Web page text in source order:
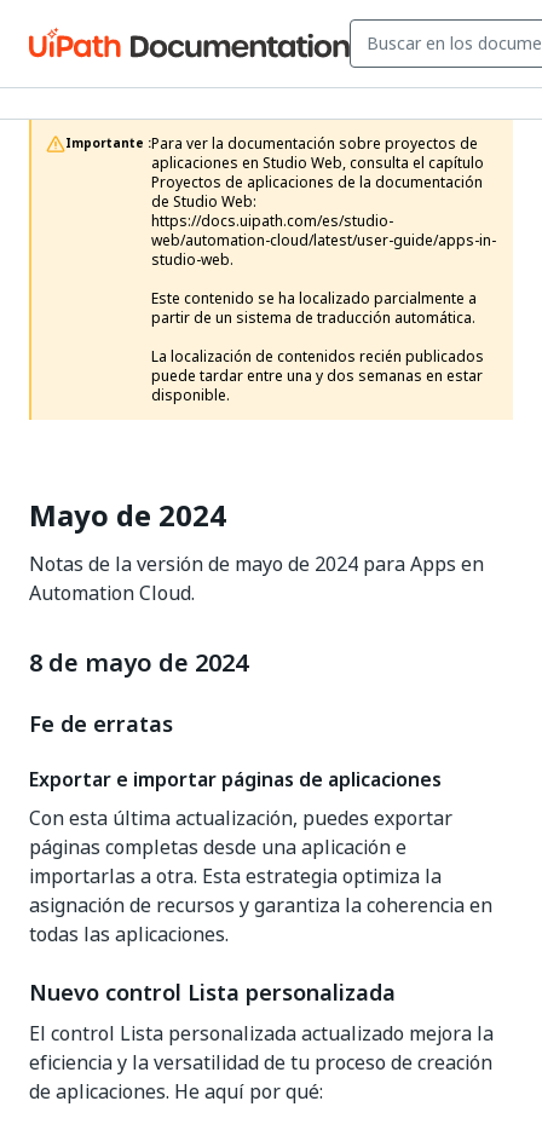
Importante :Para ver la documentación sobre proyectos de
aplicaciones en Studio Web, consulta el capítulo
Proyectos de aplicaciones de la documentación
de Studio Web:
https://docs.uipath.com/es/studio-
web/automation-cloud/latest/user-guide/apps-in-
studio-web.
Este contenido se ha localizado parcialmente a
partir de un sistema de traducción automática.
La localización de contenidos recién publicados
puede tardar entre una y dos semanas en estar
disponible.
Mayo de 2024
Notas de la versión de mayo de 2024 para Apps en
Automation Cloud.
8 de mayo de 2024
Fe de erratas
Exportar e importar páginas de aplicaciones
Con esta última actualización, puedes exportar
páginas completas desde una aplicación e
importarlas a otra. Esta estrategia optimiza la
asignación de recursos y garantiza la coherencia en
todas las aplicaciones.
Nuevo control Lista personalizada
El control Lista personalizada actualizado mejora la
eficiencia y la versatilidad de tu proceso de creación
de aplicaciones. He aquí por qué: